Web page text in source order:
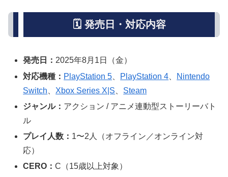
🗓️ 発売日・対応内容
発売日：2025年8月1日（金）
対応機種： PlayStation 5 PlayStation 4
Nintendo
Switch
Xbox Series X|S
Steam
ジャンル： アクション / アニメ連動型ストーリーバト
ル
プレイ人数： 1〜2人（オフライン／オンライン対
応）
CERO：C（15歳以上対象）